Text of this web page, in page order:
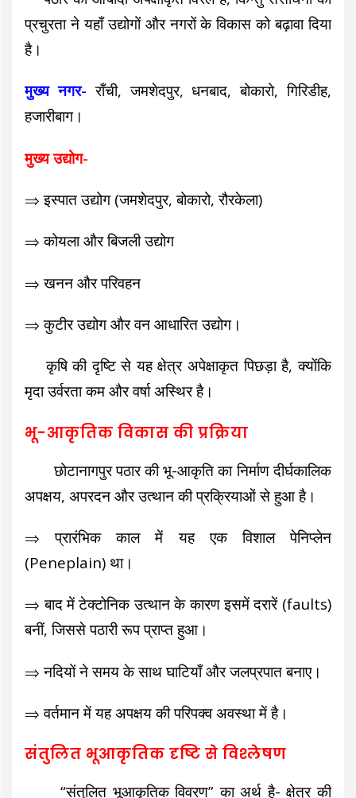
प्रचुरता ने यहाँ उद्योगों और नगरों के विकास को बढ़ावा दिया
है।
मुख्य नगर- राँची, जमशेदपुर, धनबाद, बोकारो, गिरिडीह,
हजारीबाग।
मुख्य उद्योग-
⇒ इस्पात उद्योग (जमशेदपुर, बोकारो, रौरकेला)
⇒ कोयला और बिजली उद्योग
⇒ खनन और परिवहन
⇒ कुटीर उद्योग और वन आधारित उद्योग।
कृषि की दृष्टि से यह क्षेत्र अपेक्षाकृत पिछड़ा है, क्योंकि
मृदा उर्वरता कम और वर्षा अस्थिर है।
भू-आकृतिक विकास की प्रक्रिया
छोटानागपुर पठार की भू-आकृति का निर्माण दीर्घकालिक
अपक्षय, अपरदन और उत्थान की प्रक्रियाओं से हुआ है।
⇒ प्रारंभिक काल में यह एक विशाल पेनिप्लेन
(Peneplain) था।
⇒ बाद में टेक्टोनिक उत्थान के कारण इसमें दरारें (faults)
बनीं, जिससे पठारी रूप प्राप्त हुआ।
⇒ नदियों ने समय के साथ घाटियाँ और जलप्रपात बनाए।
⇒ वर्तमान में यह अपक्षय की परिपक्व अवस्था में है।
संतुलित भूआकृतिक दृष्टि से विश्लेषण
“संतुलित भूआकृतिक विवरण” का अर्थ है- क्षेत्र की